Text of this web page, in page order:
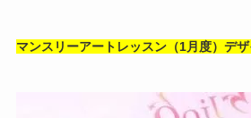
マンスリーアートレッスン（1月度）デ